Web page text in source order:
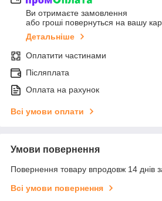
Ви отримаєте замовлення
або гроші повернуться на вашу
Детальніше
Оплатити частинами
Післяплата
Оплата на рахунок
Всі умови оплати
Умови повернення
Повернення товару впродовж 14 днів
Всі умови повернення